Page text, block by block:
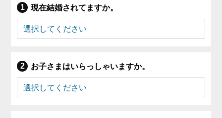
現在結婚されてますか。
お子さまはいらっしゃいますか。